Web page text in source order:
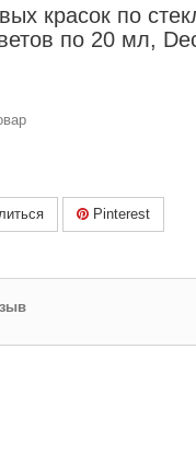
красок по
по 20 мл,
Pinterest